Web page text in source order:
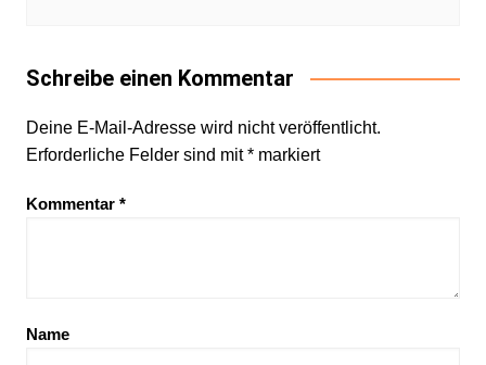
Schreibe einen Kommentar
Deine E-Mail-Adresse wird nicht veröffentlicht.
Erforderliche Felder sind mit*markiert
Kommentar *
Name